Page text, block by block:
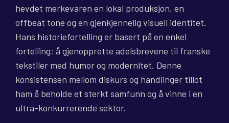
hevdet merkevaren en lokal produksjon, en
offbeat tone og en gjenkjennelig visuell identitet.
Hans historiefortelling er basert på en enkel
fortelling: å gjenopprette adelsbrevene til franske
tekstiler med humor og modernitet. Denne
konsistensen mellom diskurs og handlinger tillot
ham å beholde et sterkt samfunn og å vinne i en
ultra-konkurrerende sektor.